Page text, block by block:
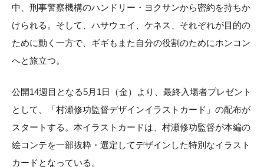
中、刑事警察機構のハンドリー・ヨクサンから密約を持ちか
けられる。そして、ハサウェイ、ケネス、それぞれが目的の
ために動く一方で、ギギもまた自分の役割のためにホンコン
へと旅立つ。
公開14週目となる5月1日（金）より、最終入場者プレゼント
として、「村瀬修功監督デザインイラストカード」の配布が
スタートする。本イラストカードは、村瀬修功監督が本編の
絵コンテを一部抜粋・選定してデザインした特別なイラスト
カードとなっている。